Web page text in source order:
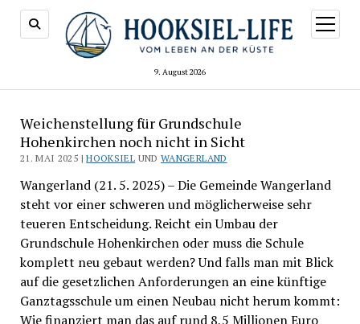
9. August 2026
Menü
öffnen
Weichenstellung für Grundschule
Hohenkirchen noch nicht in Sicht
21. MAI 2025 |HOOKSIEL UND WANGERLAND
Wangerland (21. 5. 2025) – Die Gemeinde Wangerland
steht vor einer schweren und möglicherweise sehr
teueren Entscheidung. Reicht ein Umbau der
Grundschule Hohenkirchen oder muss die Schule
komplett neu gebaut werden? Und falls man mit Blick
auf die gesetzlichen Anforderungen an eine künftige
Ganztagsschule um einen Neubau nicht herum kommt:
Wie finanziert man das auf rund 8,5 Millionen Euro